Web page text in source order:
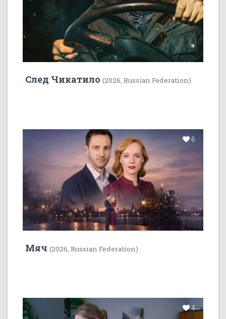
След Чикатило (2026, Russian Federation)
6
Мяч (2026, Russian Federation)
4